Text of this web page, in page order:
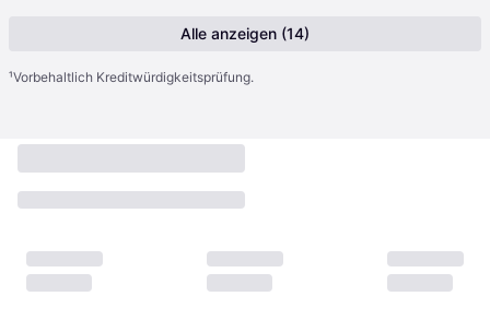
Alle anzeigen (14)
¹Vorbehaltlich Kreditwürdigkeitsprüfung.